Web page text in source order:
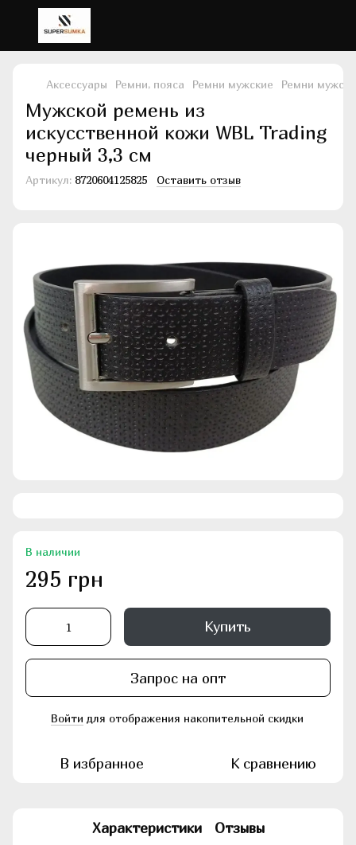
Аксессуары Ремни, пояса Ремни мужские Ремни
Мужской ремень из
искусственной кожи WBL Trading
черный 3,3 см
Артикул: 8720604125825 Оставить отзыв
В наличии
295 грн
Купить
Запрос на опт
Войти для отображения накопительной скидки
В избранное К сравнению
Характеристики Отзывы